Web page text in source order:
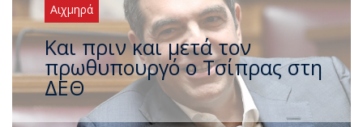
Αιχμηρά
Έρχεται νέο ισχυρό κύμα
ζέστης με 40 βαθμούς Κελσίου
– Ο καιρός έως τον
Δεκαπενταύγουστο